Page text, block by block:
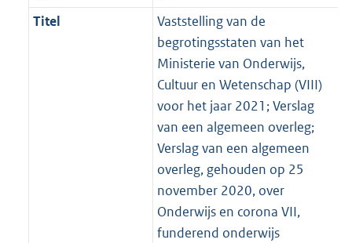
Titel
Vaststelling van de
begrotingsstaten van het
Ministerie van Onderwijs,
Cultuur en Wetenschap (VIII)
voor het jaar 2021; Verslag
van een algemeen overleg;
Verslag van een algemeen
overleg, gehouden op 25
november 2020, over
Onderwijs en corona VII,
funderend onderwijs